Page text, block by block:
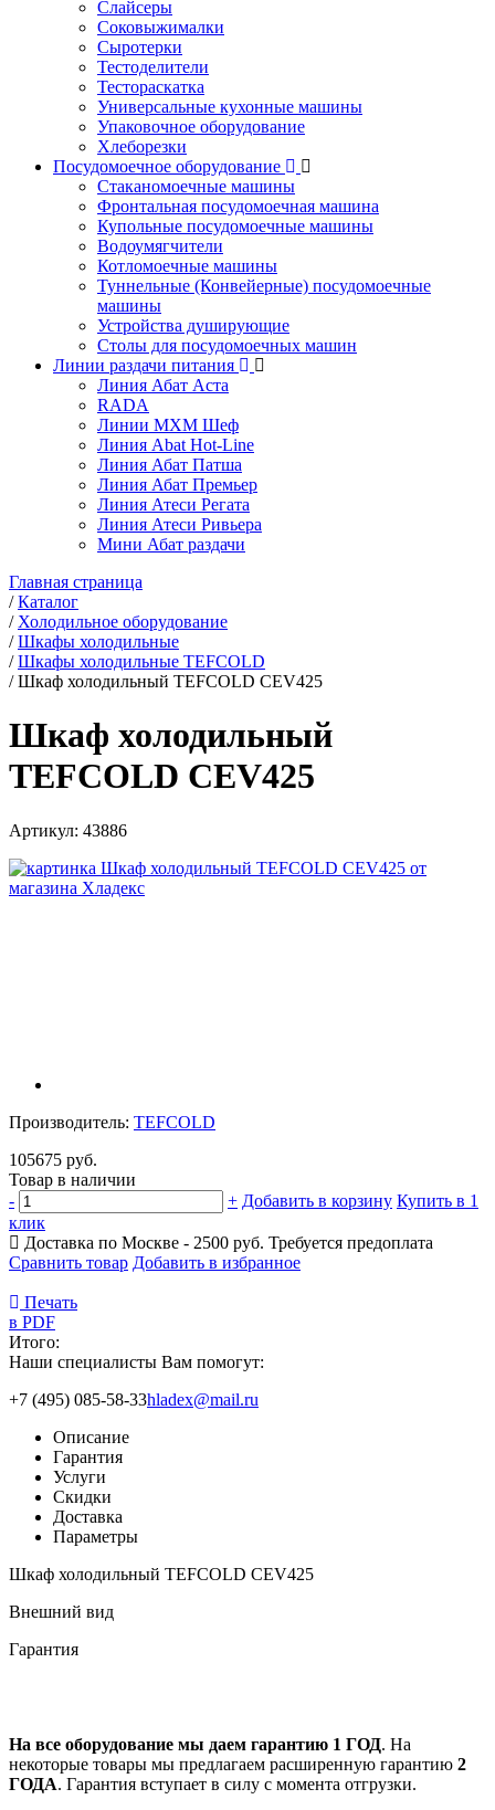
Слайсеры
Соковыжималки
Сыротерки
Тестоделители
Тестораскатка
Универсальные кухонные машины
Упаковочное оборудование
Хлеборезки
Посудомоечное оборудование
Стаканомоечные машины
Фронтальная посудомоечная машина
Купольные посудомоечные машины
Водоумягчители
Котломоечные машины
Туннельные (Конвейерные) посудомоечные
машины
Устройства душирующие
Столы для посудомоечных машин
Линии раздачи питания
Линия Абат Аста
RADA
Линии МХМ Шеф
Линия Abat Hot-Line
Линия Абат Патша
Линия Абат Премьер
Линия Атеси Регата
Линия Атеси Ривьера
Мини Абат раздачи
Главная страница
/Каталог
/ Холодильное оборудование
/Шкафы холодильные
/Шкафы холодильные TEFCOLD
/Шкаф холодильный TEFCOLD CEV425
Шкаф холодильный
TEFCOLD CEV425
Артикул: 43886
Производитель: TEFCOLD
105675 руб.
Товар в наличии
-
+ Добавить в корзину Купить в 1
клик
Доставка по Москве - 2500 руб. Требуется предоплата
Сравнить товар Добавить в избранное
Печать
в PDF
Итого:
Наши специалисты Вам помогут:
+7 (495) 085-58-33hladex@mail.ru
Описание
Гарантия
Услуги
Скидки
Доставка
Параметры
Шкаф холодильный TEFCOLD CEV425
Внешний вид
Гарантия
На все оборудование мы даем гарантию 1 ГОД. На
некоторые товары мы предлагаем расширенную гарантию 2
ГОДА. Гарантия вступает в силу с момента отгрузки.